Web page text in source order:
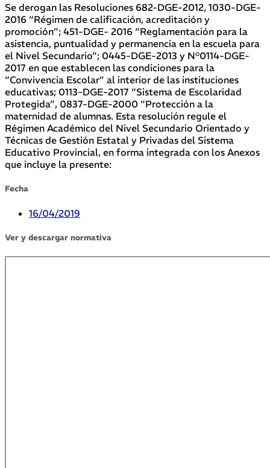
Se derogan las Resoluciones 682-DGE-2012, 1030-DGE-
2016 “Régimen de calificación, acreditación y
promoción”; 451-DGE- 2016 “Reglamentación para la
asistencia, puntualidad y permanencia en la escuela para
el Nivel Secundario”; 0445-DGE-2013 y N°0114-DGE-
2017 en que establecen las condiciones para la
“Convivencia Escolar” al interior de las instituciones
educativas; 0113-DGE-2017 “Sistema de Escolaridad
Protegida”, 0837-DGE-2000 “Protección a la
maternidad de alumnas. Esta resolución regule el
Régimen Académico del Nivel Secundario Orientado y
Técnicas de Gestión Estatal y Privadas del Sistema
Educativo Provincial, en forma integrada con los Anexos
que incluye la presente:
Fecha
16/04/2019
Ver y descargar normativa